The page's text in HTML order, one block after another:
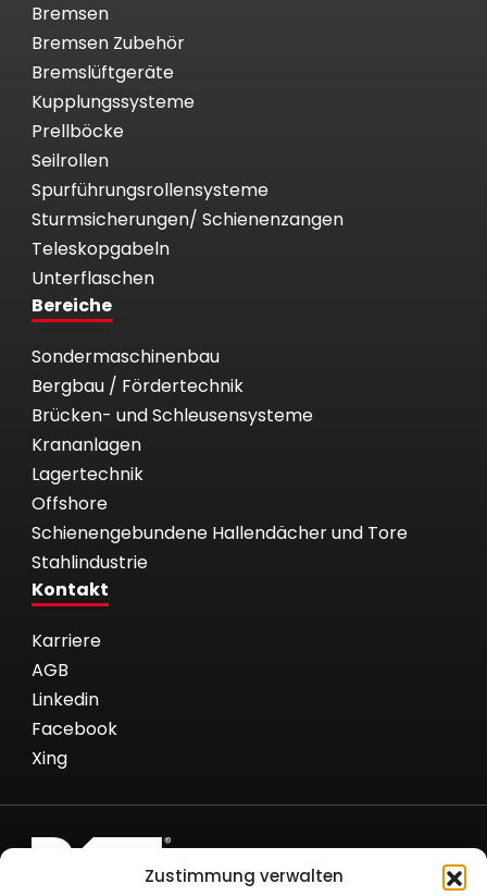
Zustimmung verwalten
Bremsen
Bremsen Zubehör
Bremslüftgeräte
Kupplungssysteme
Prellböcke
Seilrollen
Spurführungsrollensysteme
Sturmsicherungen/ Schienenzangen
Teleskopgabeln
Unterflaschen
Bereiche
Sondermaschinenbau
Bergbau / Fördertechnik
Brücken- und Schleusensysteme
Krananlagen
Lagertechnik
Offshore
Schienengebundene Hallendächer und Tore
Stahlindustrie
Kontakt
Karriere
AGB
Linkedin
Facebook
Xing